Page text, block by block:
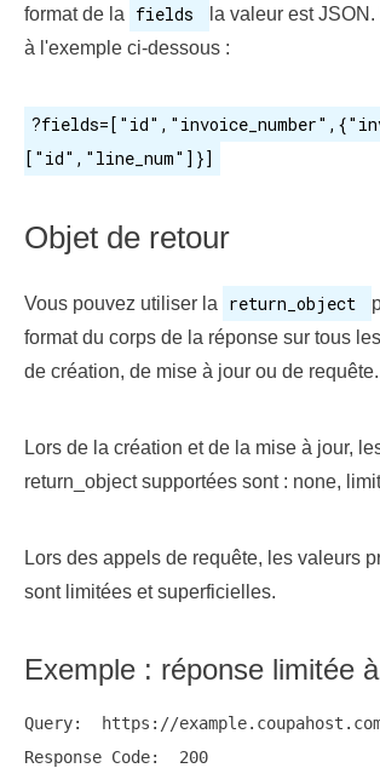
format de la
fields
la valeur est
à l'exemple ci-dessous :
["id","line_num"]}]
Objet de retour
Vous pouvez utiliser la return_object
format du corps de la réponse sur tous
de création, de mise à jour ou de requête.
Lors de la création et de la mise à jour,
return_object supportées sont : none,
Lors des appels de requête, les valeurs
sont limitées et superficielles.
Exemple : réponse limitée
Query:  https://
Response Code:  200